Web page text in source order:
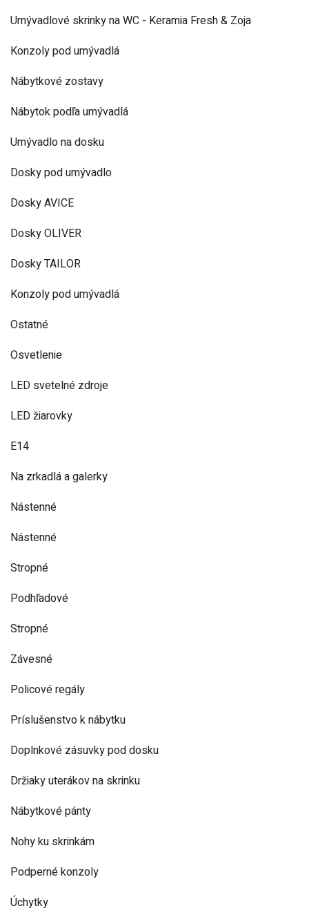
Umývadlové skrinky na WC - Keramia Fresh & Zoja
Konzoly pod umývadlá
Nábytkové zostavy
Nábytok podľa umývadlá
Umývadlo na dosku
Dosky pod umývadlo
Dosky AVICE
Dosky OLIVER
Dosky TAILOR
Konzoly pod umývadlá
Ostatné
Osvetlenie
LED svetelné zdroje
LED žiarovky
E14
Na zrkadlá a galerky
Nástenné
Nástenné
Stropné
Podhľadové
Stropné
Závesné
Policové regály
Príslušenstvo k nábytku
Doplnkové zásuvky pod dosku
Držiaky uterákov na skrinku
Nábytkové pánty
Nohy ku skrinkám
Podperné konzoly
Úchytky